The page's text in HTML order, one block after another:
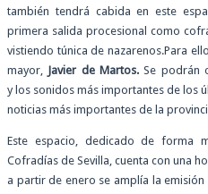
también tendrá cabida en este
primera salida procesional como
vistiendo túnica de nazarenos.Para
mayor, Javier de Martos.Se podrán
y los sonidos más importantes de los
noticias más importantes de la
Este espacio, dedicado de forma
Cofradías de Sevilla, cuenta con una
a partir de enero se amplía la